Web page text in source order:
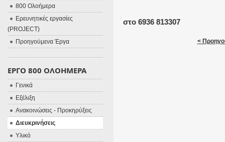
στο 6936 813307
<
800 Ολοήμερα
Ερευνητικές εργασίες
(PROJECT)
Προηγούμενα Έργα
ΕΡΓΟ 800 ΟΛΟΗΜΕΡΑ
Γενικά
Εξέλιξη
Ανακοινώσεις - Προκηρύξεις
Διευκρινήσεις
Υλικό